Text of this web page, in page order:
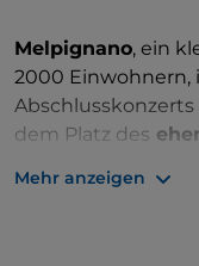
Melpignano, ein
2000 Einwohnern,
Abschlusskonzerts
dem Platz des
diesem Ereignis
Mehr anzeigen